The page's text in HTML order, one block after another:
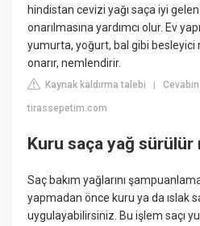
hindistan cevizi yağı saça iyi gelen
onarılmasına yardımcı olur. Ev
yumurta, yoğurt, bal gibi besleyici
onarır, nemlendirir.
Kaynak kaldırma talebi |
tirassepetim.com
Kuru saça yağ sürülür
Saç bakım yağlarını
yapmadan önce kuru ya da ıslak
uygulayabilirsiniz. Bu işlem saçı